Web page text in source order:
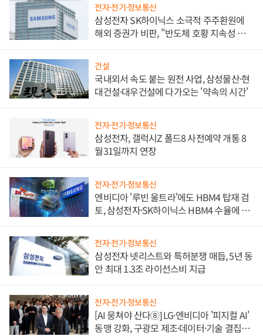
전자·전기·정보통신
삼성전자 SK하이닉스 소극적 주주환원에
해외 증권가 비판, "반도체 호황 지속성 의
건설
국내외서 속도 붙는 원전 사업, 삼성물산·현
대건설·대우건설에 다가오는 '약속의 시간'
전자·전기·정보통신
삼성전자, 갤럭시Z 폴드8 사전예약 개통 8
월31일까지 연장
전자·전기·정보통신
엔비디아 '루빈 울트라'에도 HBM4 탑재 검
토, 삼성전자·SK하이닉스 HBM4 수율에 주
전자·전기·정보통신
삼성전자 넷리스트와 특허분쟁 매듭, 5년 동
안 최대 1.3조 라이선스비 지급
전자·전기·정보통신
[AI 뭉쳐야 산다⑧] LG·엔비디아 '피지컬 AI'
동맹 강화, 구광모 제조·데이터·기술 결집